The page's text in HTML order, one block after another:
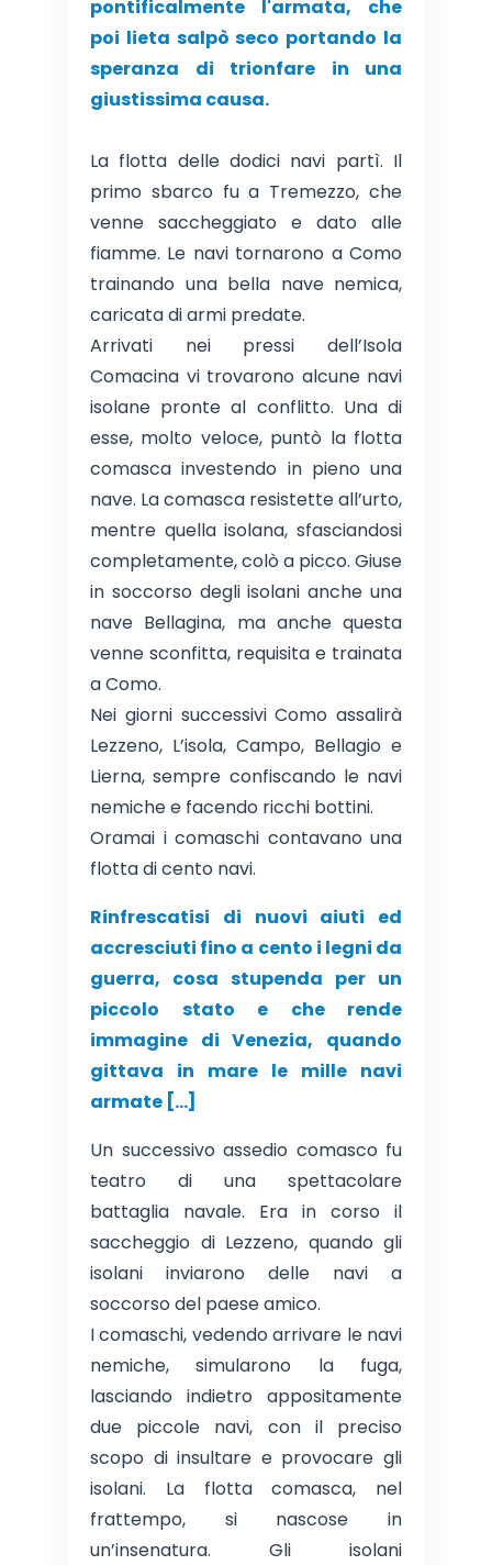
pontificalmente l'armata, che
poi lieta salpò seco portando la
speranza di trionfare in una
giustissima causa.
La flotta delle dodici navi partì. Il
primo sbarco fu a Tremezzo, che
venne saccheggiato e dato alle
fiamme. Le navi tornarono a Como
trainando una bella nave nemica,
caricata di armi predate.
Arrivati nei pressi dell’Isola
Comacina vi trovarono alcune navi
isolane pronte al conflitto. Una di
esse, molto veloce, puntò la flotta
comasca investendo in pieno una
nave. La comasca resistette all’urto,
mentre quella isolana, sfasciandosi
completamente, colò a picco. Giuse
in soccorso degli isolani anche una
nave Bellagina, ma anche questa
venne sconfitta, requisita e trainata
a Como.
Nei giorni successivi Como assalirà
Lezzeno, L’isola, Campo, Bellagio e
Lierna, sempre confiscando le navi
nemiche e facendo ricchi bottini.
Oramai i comaschi contavano una
flotta di cento navi.
Rinfrescatisi di nuovi aiuti ed
accresciuti fino a cento i legni da
guerra, cosa stupenda per un
piccolo stato e che rende
immagine di Venezia, quando
gittava in mare le mille navi
armate […]
Un successivo assedio comasco fu
teatro di una spettacolare
battaglia navale. Era in corso il
saccheggio di Lezzeno, quando gli
isolani inviarono delle navi a
soccorso del paese amico.
I comaschi, vedendo arrivare le navi
nemiche, simularono la fuga,
lasciando indietro appositamente
due piccole navi, con il preciso
scopo di insultare e provocare gli
isolani. La flotta comasca, nel
frattempo, si nascose in
un’insenatura. Gli isolani